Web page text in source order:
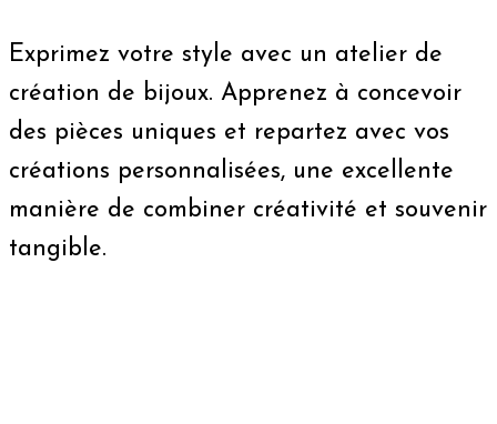
Exprimez votre style avec un atelier de
création de bijoux. Apprenez à concevoir
des pièces uniques et repartez avec vos
créations personnalisées, une excellente
manière de combiner créativité et souvenir
tangible.